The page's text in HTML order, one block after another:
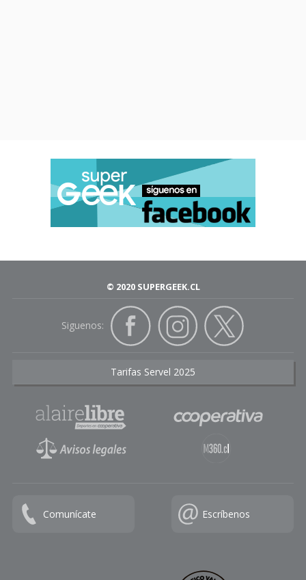
© 2020 SUPERGEEK.CL
Siguenos:
Tarifas Servel 2025
Comunícate Escríbenos